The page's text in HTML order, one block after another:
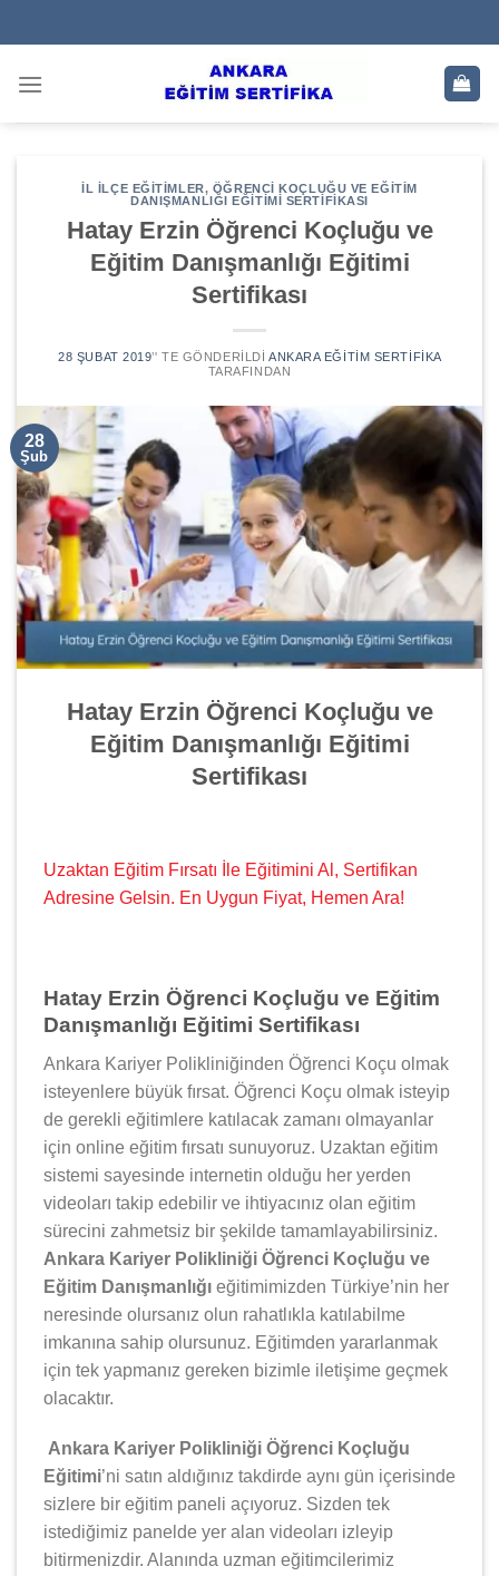
to
İL İLÇE EĞITIMLER, ÖĞRENCI KOÇLUĞU VE EĞITIM
DANIŞMANLIĞI EĞITIMI SERTIFIKASI
Hatay Erzin Öğrenci Koçluğu ve
Eğitim Danışmanlığı Eğitimi
Sertifikası
28 ŞUBAT 2019’' TE GÖNDERILDI ANKARA EĞITIM SERTIFIKA
TARAFINDAN
28
Şub
Hatay Erzin Öğrenci Koçluğu ve
Eğitim Danışmanlığı Eğitimi
Sertifikası
Uzaktan Eğitim Fırsatı İle Eğitimini Al, Sertifikan
Adresine Gelsin. En Uygun Fiyat, Hemen Ara!
Hatay Erzin Öğrenci Koçluğu ve Eğitim
Danışmanlığı Eğitimi Sertifikası
Ankara Kariyer Polikliniğinden Öğrenci Koçu olmak
isteyenlere büyük fırsat. Öğrenci Koçu olmak isteyip
de gerekli eğitimlere katılacak zamanı olmayanlar
için online eğitim fırsatı sunuyoruz. Uzaktan eğitim
sistemi sayesinde internetin olduğu her yerden
videoları takip edebilir ve ihtiyacınız olan eğitim
sürecini zahmetsiz bir şekilde tamamlayabilirsiniz.
Ankara Kariyer Polikliniği Öğrenci Koçluğu ve
Eğitim Danışmanlığı eğitimimizden Türkiye’nin her
neresinde olursanız olun rahatlıkla katılabilme
imkanına sahip olursunuz. Eğitimden yararlanmak
için tek yapmanız gereken bizimle iletişime geçmek
olacaktır.
Ankara Kariyer Polikliniği Öğrenci Koçluğu
Eğitimi’ni satın aldığınız takdirde aynı gün içerisinde
sizlere bir eğitim paneli açıyoruz. Sizden tek
istediğimiz panelde yer alan videoları izleyip
bitirmenizdir. Alanında uzman eğitimcilerimiz